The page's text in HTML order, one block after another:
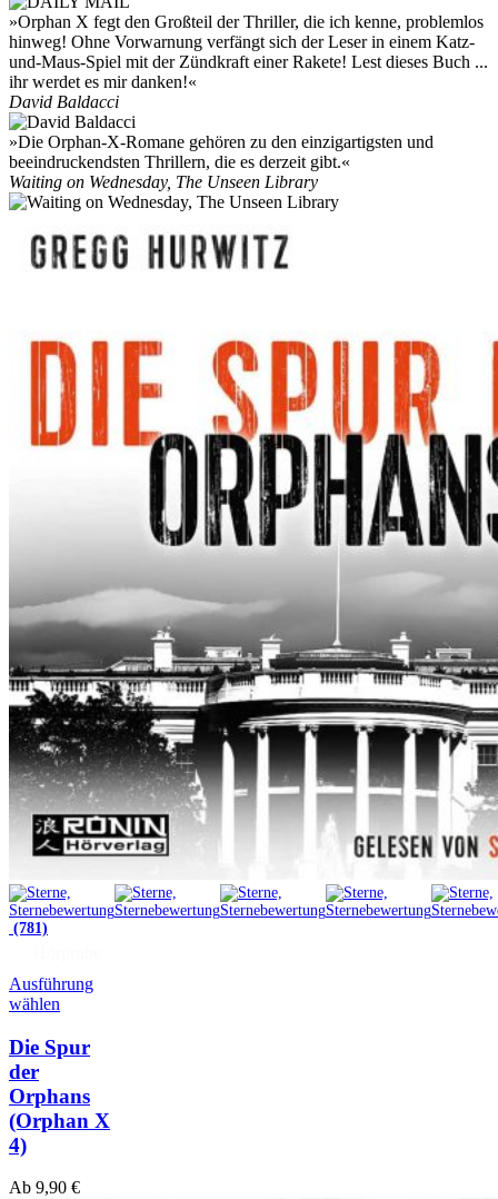
»Orphan X fegt den Großteil der Thriller, die ich kenne, problemlos
hinweg! Ohne Vorwarnung verfängt sich der Leser in einem Katz-
und-Maus-Spiel mit der Zündkraft einer Rakete! Lest dieses Buch ...
ihr werdet es mir danken!«
David Baldacci
»Die Orphan-X-Romane gehören zu den einzigartigsten und
beeindruckendsten Thrillern, die es derzeit gibt.«
Waiting on Wednesday, The Unseen Library
(781)
Ausführung
wählen
Die Spur
der
Orphans
(Orphan X
4)
Ab 9,90 €